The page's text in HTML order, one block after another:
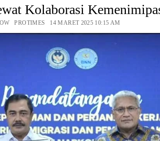
Kolaborasi
PROTIMES 14 MARET 2025 10:15 AM